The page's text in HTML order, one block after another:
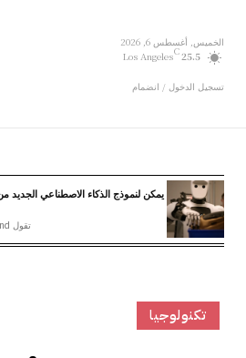
الخميس, أغسطس 6, 2026
25.5
C
Los Angeles
تسجيل الدخول / انضمام
تقول Google DeepMind إن أحدث إصدار من...
تكنولوجيا